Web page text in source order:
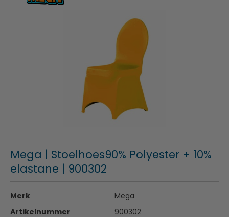
Mega | Stoelhoes90% Polyester + 10%
elastane | 900302
Merk
Mega
Artikelnummer
900302